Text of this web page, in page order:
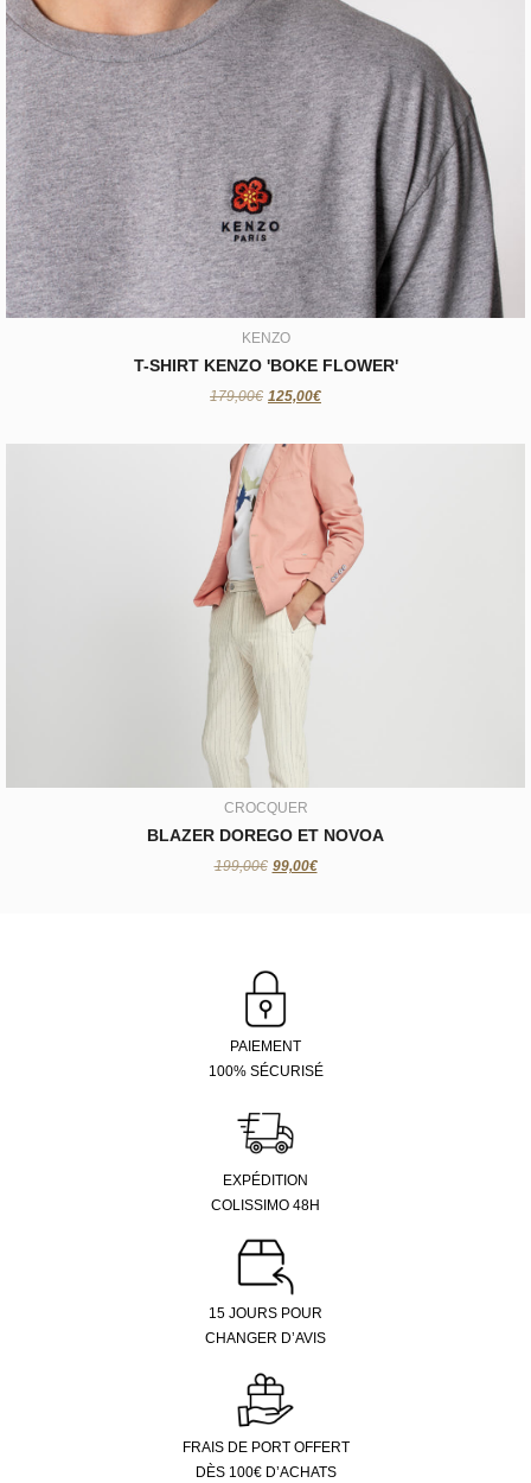
KENZO
T-SHIRT KENZO 'BOKE FLOWER'
179,00€ 125,00€
KENZO
T-SHIRT KENZO 'BOKE FLOWER'
125,00€
CROCQUER
BLAZER DOREGO ET NOVOA
199,00€ 99,00€
CROCQUER
BLAZER DOREGO ET NOVOA
99,00€
PAIEMENT
100% SÉCURISÉ
EXPÉDITION
COLISSIMO 48H
15 JOURS POUR
CHANGER D’AVIS
FRAIS DE PORT OFFERT
DÈS 100€ D’ACHATS